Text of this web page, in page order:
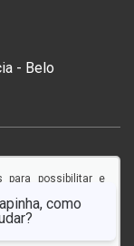
- Belo
para possibilitar e
navegando
e uso de cookies.
.